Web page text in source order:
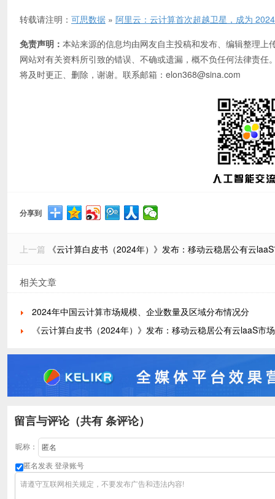
转载请注明： 可思数据 » 阿里云：云计算首次超越卫星，成为
免责声明： 本站来源的信息均由网友自主投稿和发布、编辑整理
网站对有关资料所引致的错误、不确或遗漏，概不负任何法律责
将及时更正、删除，谢谢。联系邮箱：elon368@sina.com
分享到
上一篇 《云计算白皮书（2024年）》发布：移动云稳居公有云
相关文章
2024年中国云计算市场规模、企业数量及区域分布情况分
《云计算白皮书（2024年）》发布：移动云稳居公有云laaS市场
留言与评论（共有条评论）
昵称：
匿名发表登录账号